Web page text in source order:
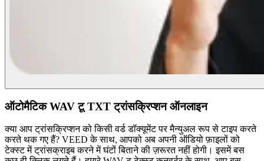
ऑटोमैटिक WAV टू TXT ट्रांसक्रिप्शन ऑनलाइन
क्या आप ट्रांसक्रिप्शन को किसी वर्ड डॉक्यूमेंट पर मैन्युअल रूप से टाइप करते
करते थक गए हैं? VEED के साथ, आपको अब अपनी ऑडियो फ़ाइलों को
टेक्स्ट में ट्रांसक्राइब करने में घंटों बिताने की ज़रूरत नहीं होगी। इसमें बस